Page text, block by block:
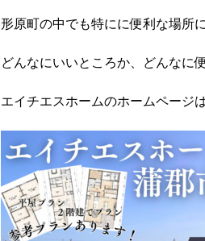
形原町の中でも特にに便利な場所
どんなにいいところか、どんなに
エイチエスホームのホームページ